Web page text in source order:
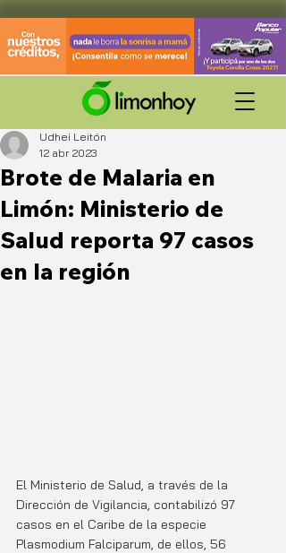
Brote de Malaria en
Limón: Ministerio de
Salud reporta 97 casos
en la región
Udhei Leitón
12 abr 2023
El Ministerio de Salud, a través de la
Dirección de Vigilancia, contabilizó 97
casos en el Caribe de la especie
Plasmodium Falciparum, de ellos, 56